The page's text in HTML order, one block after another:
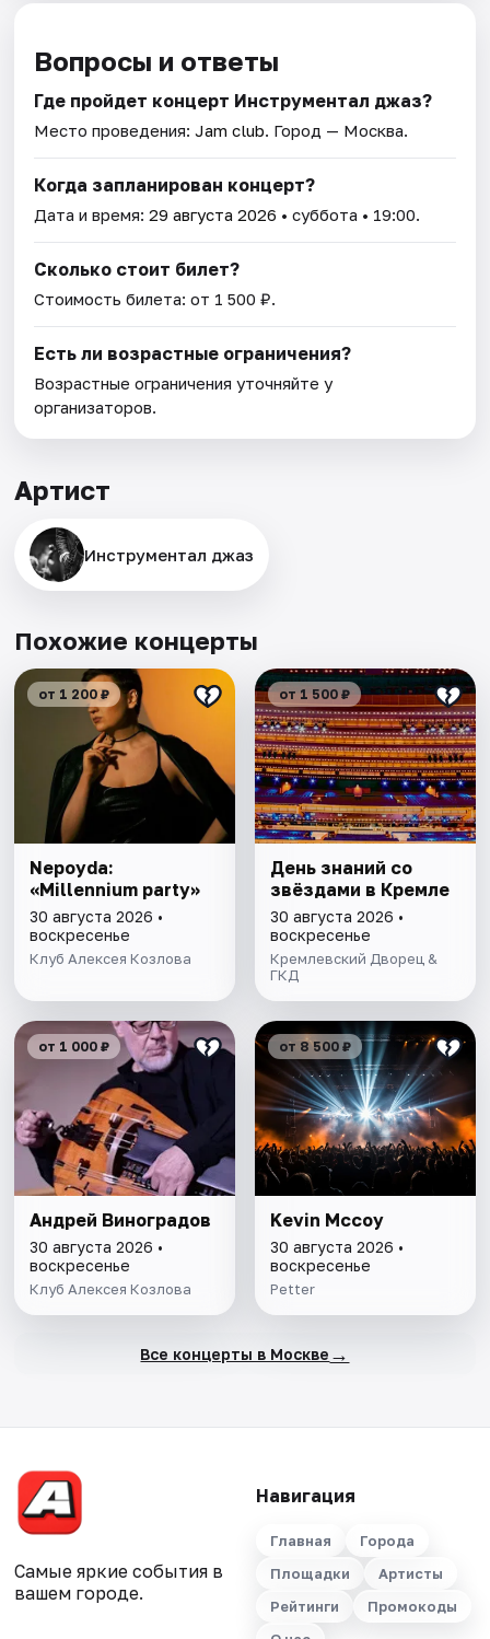
Вопросы и ответы
Где пройдет концерт Инструментал джаз?
Место проведения:Jam club. Город — Москва.
Когда запланирован концерт?
Дата и время:29 августа 2026 • суббота • 19:00.
Сколько стоит билет?
Стоимость билета: от 1 500 ₽.
Есть ли возрастные ограничения?
Возрастные ограничения уточняйте у
организаторов.
Артист
Инструментал джаз
Похожие концерты
от 1 200 ₽
Nepoyda:
«Millennium party»
30 августа 2026 •
воскресенье
Клуб Алексея Козлова
от 1 500 ₽
День знаний со
звёздами в Кремле
30 августа 2026 •
воскресенье
Кремлевский Дворец &
ГКД
от 1 000 ₽
Андрей Виноградов
30 августа 2026 •
воскресенье
Клуб Алексея Козлова
от 8 500 ₽
Kevin Mccoy
30 августа 2026 •
воскресенье
Petter
Все концерты в Москве →
Самые яркие события в
вашем городе.
Навигация
Главная
Города
Площадки
Артисты
Рейтинги
Промокоды